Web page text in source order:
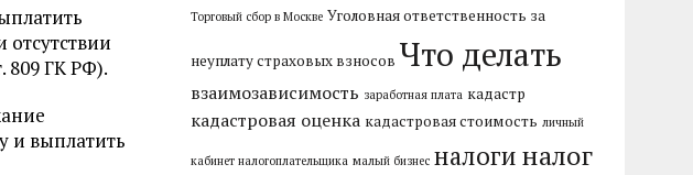
809 ГК РФ).
и выплатить
Торговый сбор в Москве Уголовная ответственность за
неуплату страховых взносов Что делать
взаимозависимость заработная плата кадастр
кадастровая оценка кадастровая стоимость личный
кабинет налогоплательщика малый бизнес налоги налог